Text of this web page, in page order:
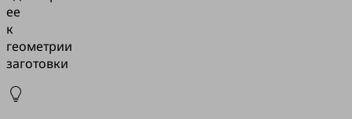
ее
к
геометрии
заготовки